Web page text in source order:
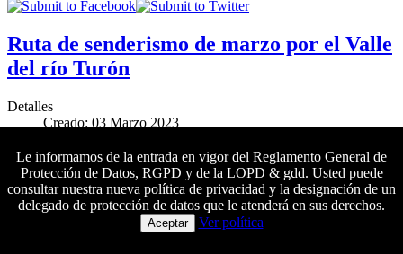
Ruta de senderismo de marzo por el Valle
del río Turón
Detalles
Creado: 03 Marzo 2023
El próximo sábado 25 de marzo se llevará a cabo una nueva
salida de senderismo de dificultad mediaal Parque Nacional de
la Sierra de las Nieves. Las inscripciones se pueden formalizar
del 3 al 24 de marzoColaboradores principales
Le informamos de la entrada en vigor del Reglamento General de
Protección de Datos, RGPD y de la LOPD & gdd. Usted puede
consultar nuestra nueva política de privacidad y la designación de un
delegado de protección de datos que le atenderá en sus derechos.
Aceptar Ver política